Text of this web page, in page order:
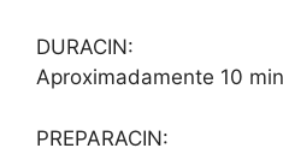
DURACIN:
Aproximadamente 10
PREPARACIN: